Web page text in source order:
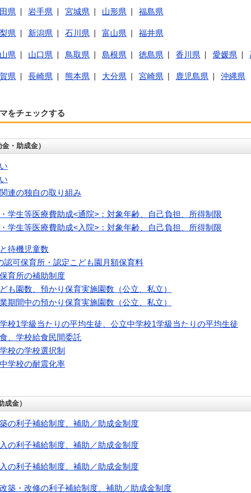
県 岩手県 宮城県 山形県 福島県
県 新潟県 石川県 富山県 福井県
県 山口県 鳥取県 島根県 徳島県 香川県 愛媛県
県 長崎県 熊本県 大分県 宮崎県 鹿児島県 沖縄県
をチェックする
・助成金）
連の独自の取り組み
学生等医療費助成<通院>：対象年齢、自己負担、所得制限
学生等医療費助成<入院>：対象年齢、自己負担、所得制限
待機児童数
認可保育所・認定こども園月額保育料
育所の補助制度
も園数、預かり保育実施園数（公立、私立）
期間中の預かり保育実施園数（公立、私立）
校1学級当たりの平均生徒、公立中学校1学級当たりの平均生徒
、学校給食民間委託
校の学校選択制
学校の耐震化率
金）
の利子補給制度、補助／助成金制度
の利子補給制度、補助／助成金制度
の利子補給制度、補助／助成金制度
築・改修の利子補給制度、補助／助成金制度